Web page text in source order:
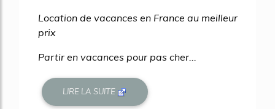
Location de vacances en France au meilleur
prix
Partir en vacances pour pas cher...
LIRE LA SUITE